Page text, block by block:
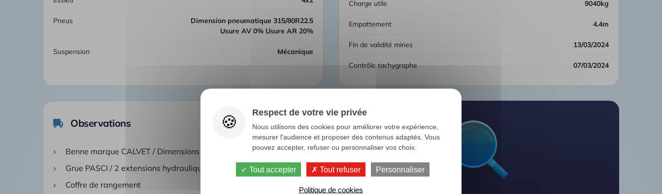
Pneus
Dimension pneumatique 315/80R22.5
Usure AV 0% Usure AR 20%
Suspension Mécanique
Charge utile 9040kg
Empattement 4.4m
Fin de validité mines 13/03/2024
Contrôle tachygraphe 07/03/2024
Observations
Benne marque CALVET / Dimensions utiles 5m40 x 2m32 x 0m60
Grue PASCI / 2 extensions hydrauliques
Coffre de rangement
Respect de votre vie privée
Nous utilisons des cookies pour améliorer votre expérience,
mesurer l'audience et proposer des contenus adaptés. Vous
pouvez accepter, refuser ou personnaliser vos choix.
Tout accepter Tout refuser Personnaliser
Politique de cookies